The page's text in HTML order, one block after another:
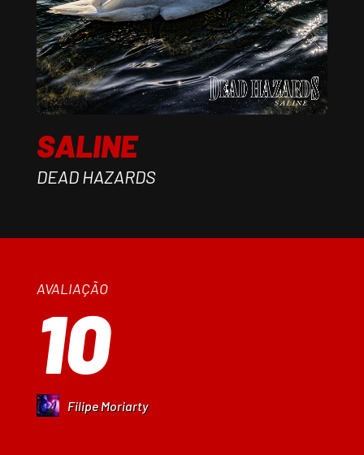
SALINE
DEAD HAZARDS
AVALIAÇÃO
10
Filipe Moriarty